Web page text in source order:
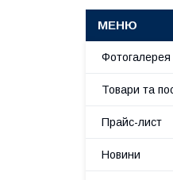
Фотогалерея
Товари та
Прайс-лист
Новини